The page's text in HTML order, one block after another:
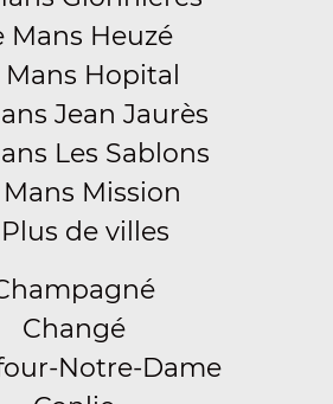
Mans Heuzé
Mans Hopital
Jean Jaurès
Les Sablons
Mans Mission
de villes
Changé
Notre-Dame